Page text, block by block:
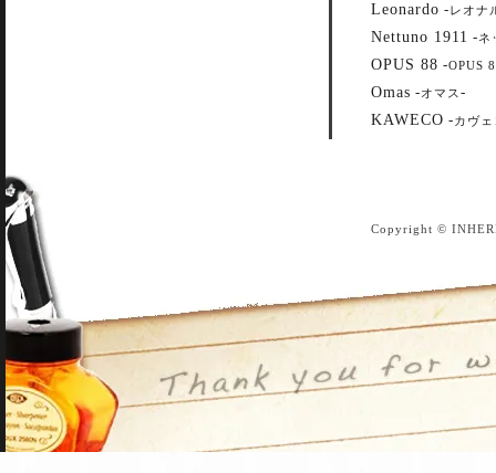
Leonardo -レオナ
Nettuno 1911 -ネ
OPUS 88 -OPUS
Omas -オマス -
KAWECO -カヴェ
Copyright ©